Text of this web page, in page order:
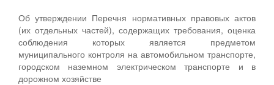
Об утверждении Перечня нормативных правовых актов
(их отдельных частей), содержащих требования, оценка
соблюдения которых является предметом
муниципального контроля на автомобильном транспорте,
городском наземном электрическом транспорте и в
дорожном хозяйстве